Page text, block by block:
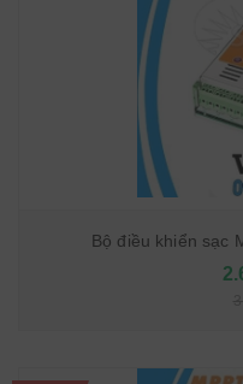
Bộ điều khiển sạc